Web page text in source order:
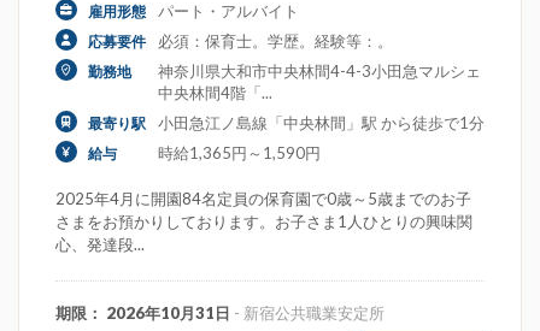
雇用形態 パート・アルバイト
応募要件 必須：保育士。学歴。経験等：。
勤務地
神奈川県大和市中央林間4-4-3小田急マルシェ
中央林間4階「...
最寄り駅 小田急江ノ島線「中央林間」駅 から徒歩で1分
給与 時給1,365円～1,590円
2025年4月に開園84名定員の保育園で0歳～5歳までのお子
さまをお預かりしております。お子さま1人ひとりの興味関
心、発達段...
期限： 2026年10月31日 - 新宿公共職業安定所